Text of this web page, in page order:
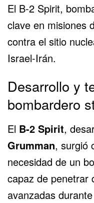
El B-2 Spirit,
clave en misiones
contra el sitio
Israel-Irán.
Desarrollo y
bombardero
El B-2 Spirit,
Grumman, surgió
necesidad de un
capaz de penetrar
avanzadas